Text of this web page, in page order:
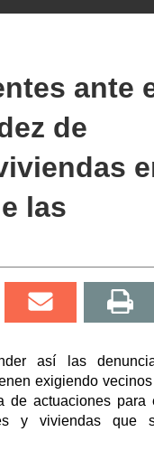
ante
de
las
así las
exigiendo
de actuaciones para
y viviendas que